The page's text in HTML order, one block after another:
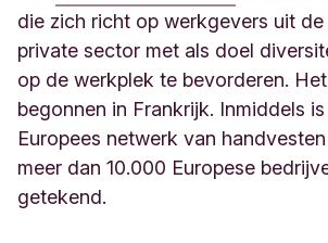
die zich richt op werkgevers uit de
private sector met als doel
op de werkplek te bevorderen.
begonnen in Frankrijk. Inmiddels
Europees netwerk van
meer dan 10.000 Europese
getekend.